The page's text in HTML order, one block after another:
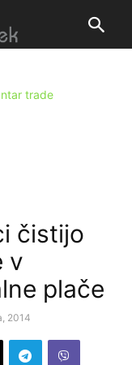
čistijo
v
plače
2014